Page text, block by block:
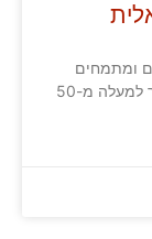
ומתמחים
בהקמת פוליסות ביטוח לכל סוגי העסקים כבר למעלה מ-50